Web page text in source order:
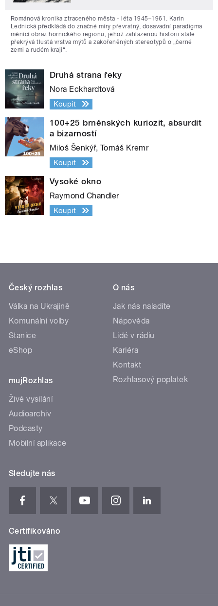
Románová kronika ztraceného města - léta 1945–1961. Karin
Lednická předkládá do značné míry převratný, dosavadní paradigma
měnící obraz hornického regionu, jehož zahlazenou historii stále
překrývá tlustá vrstva mýtů a zakořeněných stereotypů o „černé
zemi a rudém kraji“.
Druhá strana řeky
Nora Eckhardtová
Koupit
100+25 brněnských kuriozit, absurdit
a bizarností
Miloš Šenkýř, Tomáš Kremr
Koupit
Vysoké okno
Raymond Chandler
Koupit
Český rozhlas
Válka na Ukrajině
Komunální volby
Stanice
eShop
mujRozhlas
Živé vysílání
Audioarchiv
Podcasty
Mobilní aplikace
O nás
Jak nás naladíte
Nápověda
Lidé v rádiu
Kariéra
Kontakt
Rozhlasový poplatek
Sledujte nás
Certifikováno